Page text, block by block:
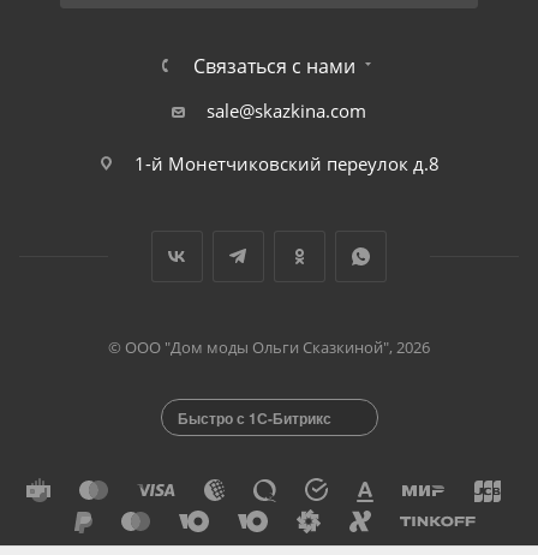
Связаться с нами
sale@skazkina.com
1-й Монетчиковский переулок д.8
© ООО "Дом моды Ольги Сказкиной", 2026
Быстро с 1С-Битрикс